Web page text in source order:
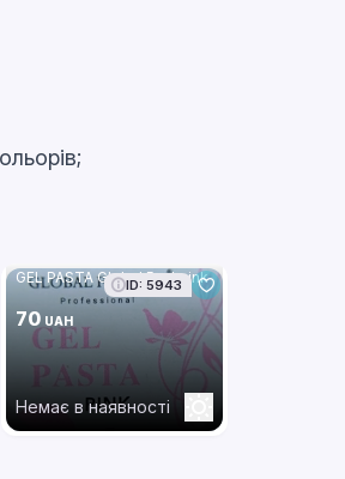
ID: 5943
GEL PASTA Global 5 ml pink
70 UAH
Немає в наявності